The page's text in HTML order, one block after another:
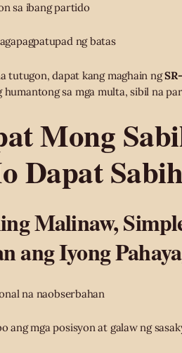
sa ibang partido
ng batas
tutugon, dapat kang maghain ng
humantong sa mga multa, sibil na
Mong
Dapat
Malinaw,
ang Iyong
na naobserbahan
ang mga posisyon at galaw ng